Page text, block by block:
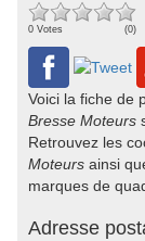
0 Votes (0)
Voici la fiche de
Bresse Moteurs
Retrouvez les
Moteurs ainsi
marques de
Adresse